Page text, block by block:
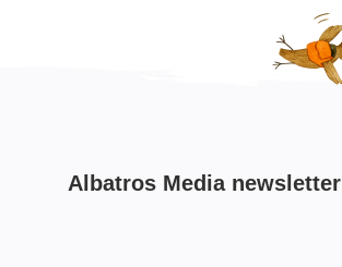
Albatros Media newsletter